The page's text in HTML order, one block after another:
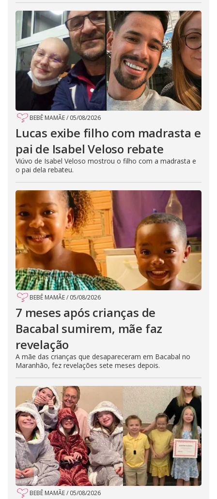
BEBÊ MAMÃE/ 05/08/2026
Lucas exibe filho com madrasta e
pai de Isabel Veloso rebate
Viúvo de Isabel Veloso mostrou o filho com a madrasta e
o pai dela rebateu.
BEBÊ MAMÃE/ 05/08/2026
7 meses após crianças de
Bacabal sumirem, mãe faz
revelação
A mãe das crianças que desapareceram em Bacabal no
Maranhão, fez revelações sete meses depois.
BEBÊ MAMÃE/ 05/08/2026